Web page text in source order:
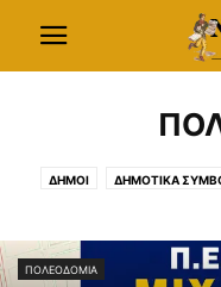
ΔΗΜΟΙ ΔΗΜΟΤΙΚΑ
ΠΕΔΑ ΠΟΕ-ΟΤΑ
ΥΠΟΥΡΓΕΙΟ
ΠΟΛΕΟΔΟΜΙΑ